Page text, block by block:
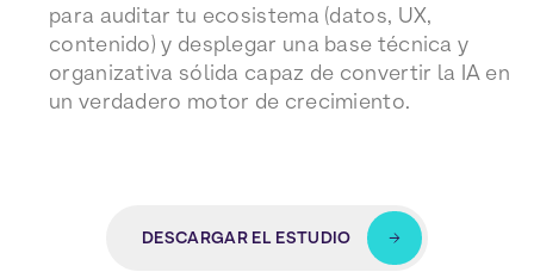
para auditar tu ecosistema (datos, UX,
contenido) y desplegar una base técnica y
organizativa sólida capaz de convertir la IA en
un verdadero motor de crecimiento.
DESCARGAR EL ESTUDIO